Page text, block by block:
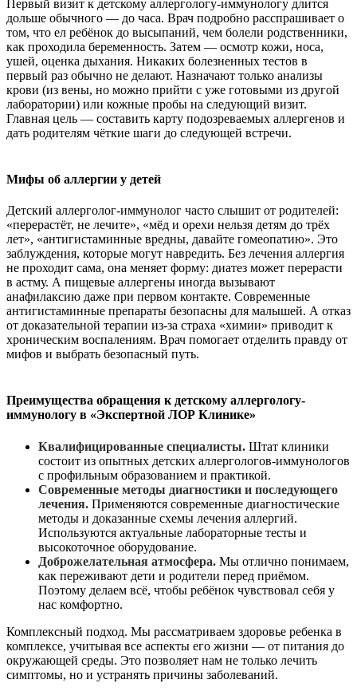
Первый визит к детскому аллергологу-иммунологу длится
дольше обычного — до часа. Врач подробно расспрашивает о
том, что ел ребёнок до высыпаний, чем болели родственники,
как проходила беременность. Затем — осмотр кожи, носа,
ушей, оценка дыхания. Никаких болезненных тестов в
первый раз обычно не делают. Назначают только анализы
крови (из вены, но можно прийти с уже готовыми из другой
лаборатории) или кожные пробы на следующий визит.
Главная цель — составить карту подозреваемых аллергенов и
дать родителям чёткие шаги до следующей встречи.
Мифы об аллергии у детей
Детский аллерголог-иммунолог часто слышит от родителей:
«перерастёт, не лечите», «мёд и орехи нельзя детям до трёх
лет», «антигистаминные вредны, давайте гомеопатию». Это
заблуждения, которые могут навредить. Без лечения аллергия
не проходит сама, она меняет форму: диатез может перерасти
в астму. А пищевые аллергены иногда вызывают
анафилаксию даже при первом контакте. Современные
антигистаминные препараты безопасны для малышей. А отказ
от доказательной терапии из-за страха «химии» приводит к
хроническим воспалениям. Врач помогает отделить правду от
мифов и выбрать безопасный путь.
Преимущества обращения к детскому аллергологу-
иммунологу в «Экспертной ЛОР Клинике»
Квалифицированные специалисты. Штат клиники
состоит из опытных детских аллергологов-иммунологов
с профильным образованием и практикой.
Современные методы диагностики и последующего
лечения. Применяются современные диагностические
методы и доказанные схемы лечения аллергий.
Используются актуальные лабораторные тесты и
высокоточное оборудование.
Доброжелательная атмосфера. Мы отлично понимаем,
как переживают дети и родители перед приёмом.
Поэтому делаем всё, чтобы ребёнок чувствовал себя у
нас комфортно.
Комплексный подход. Мы рассматриваем здоровье ребенка в
комплексе, учитывая все аспекты его жизни — от питания до
окружающей среды. Это позволяет нам не только лечить
симптомы, но и устранять причины заболеваний.